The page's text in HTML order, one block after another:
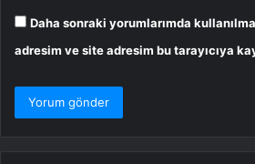
Daha sonraki yorumlarımda
adresim ve site adresim bu tarayıcıya